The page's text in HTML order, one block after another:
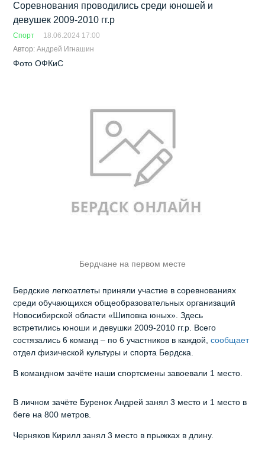
Соревнования проводились среди юношей и
девушек 2009-2010 гг.р
Спорт
18.06.2024 17:00
Автор:Андрей Игнашин
Фото ОФКиС
Бердчане на первом месте
Бердские легкоатлеты приняли участие в соревнованиях
среди обучающихся общеобразовательных организаций
Новосибирской области «Шиповка юных». Здесь
встретились юноши и девушки 2009-2010 гг.р. Всего
состязались 6 команд – по 6 участников в каждой,сообщает
отдел физической культуры и спорта Бердска.
В командном зачёте наши спортсмены завоевали 1 место.
В личном зачёте Буренок Андрей занял 3 место и 1 место в
беге на 800 метров.
Черняков Кирилл занял 3 место в прыжках в длину.